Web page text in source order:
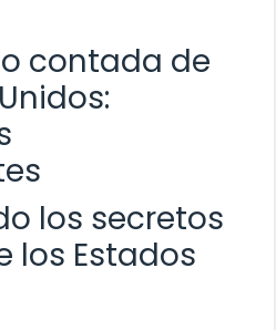
contada de
los secretos
los Estados